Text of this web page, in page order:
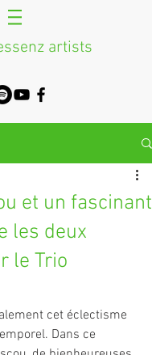
artists
et un fascinant
les deux
le Trio
cet éclectisme
Dans ce